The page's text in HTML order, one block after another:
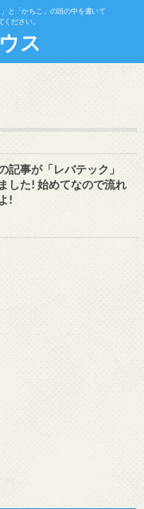
と「かちこ」の頭の中を書いて
ださい。
ス
記事が「レバテック」
した! 始めてなので流れ
!